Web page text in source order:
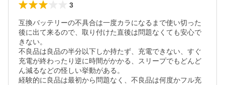
3
互換バッテリーの不具合は一度カラになるまで使い切った
後に出て来るので、取り付けた直後は問題なくても安心で
きない。
不良品は良品の半分以下しか持たず、充電できない、すぐ
充電が終わったり逆に時間がかかる、スリープでもどんど
ん減るなどの怪しい挙動がある。
経験的に良品は最初から問題なく、不良品は何度かフル充